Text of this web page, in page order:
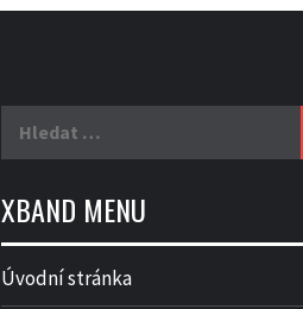
XBAND MENU
Úvodní stránka